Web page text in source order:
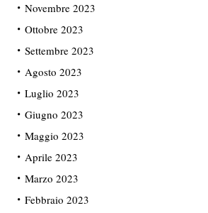
Novembre 2023
Ottobre 2023
Settembre 2023
Agosto 2023
Luglio 2023
Giugno 2023
Maggio 2023
Aprile 2023
Marzo 2023
Febbraio 2023